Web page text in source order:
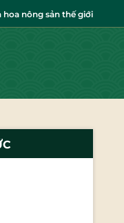
hoa nông sản thế giới